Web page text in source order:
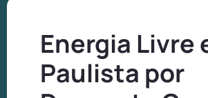
Energia Livre
Paulista por